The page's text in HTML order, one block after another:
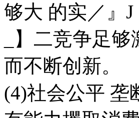
够大 的实／』
_】二竞争足
而不断创新。
(4)社会公平 垄